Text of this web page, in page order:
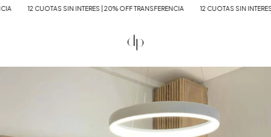
12 CUOTAS SIN INTERES | 20% OFF TRANSFERENCIA 12 CUOTAS SIN INTERES |